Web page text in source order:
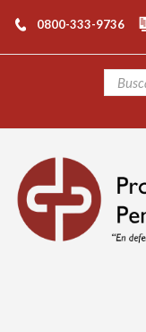
0800-333-9736